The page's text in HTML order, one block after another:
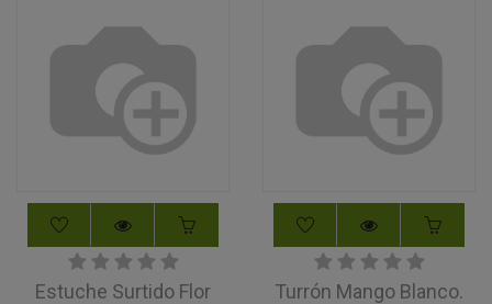
Estuche Surtido Flor
Turrón Mango Blanco.